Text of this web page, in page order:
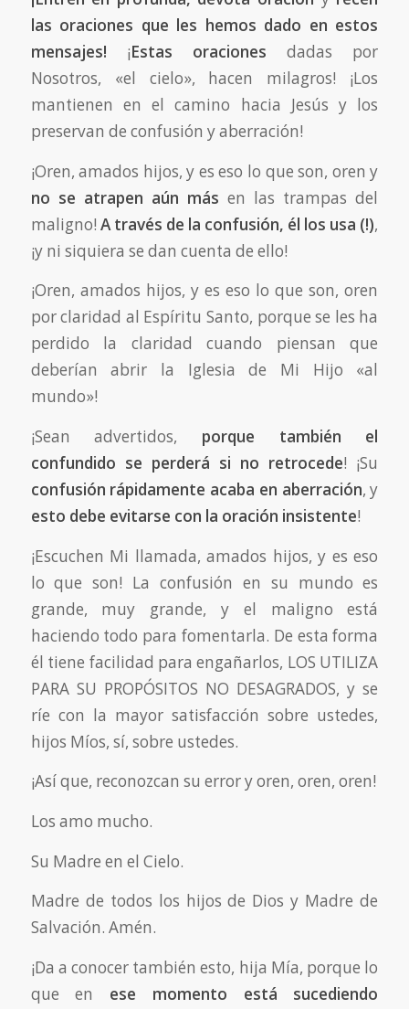
las oraciones que les hemos dado en estos
mensajes! ¡Estas oraciones dadas por
Nosotros, «el cielo», hacen milagros! ¡Los
mantienen en el camino hacia Jesús y los
preservan de confusión y aberración!
¡Oren, amados hijos, y es eso lo que son, oren y
no se atrapen aún másen las trampas del
maligno! A través de la confusión, él los usa (!),
¡y ni siquiera se dan cuenta de ello!
¡Oren, amados hijos, y es eso lo que son, oren
por claridad al Espíritu Santo, porque se les ha
perdido la claridad cuando piensan que
deberían abrir la Iglesia de Mi Hijo «al
mundo»!
¡Sean advertidos, porque también el
confundido se perderá si no retrocede! ¡Su
confusión rápidamente acaba en aberración, y
esto debe evitarse con la oración insistente!
¡Escuchen Mi llamada, amados hijos, y es eso
lo que son! La confusión en su mundo es
grande, muy grande, y el maligno está
haciendo todo para fomentarla. De esta forma
él tiene facilidad para engañarlos, LOS UTILIZA
PARA SU PROPÓSITOS NO DESAGRADOS, y se
ríe con la mayor satisfacción sobre ustedes,
hijos Míos, sí, sobre ustedes.
¡Así que, reconozcan su error y oren, oren, oren!
Los amo mucho.
Su Madre en el Cielo.
Madre de todos los hijos de Dios y Madre de
Salvación. Amén.
¡Da a conocer también esto, hija Mía, porque lo
que en ese momento está sucediendo